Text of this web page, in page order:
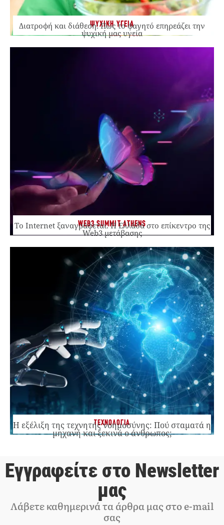
ΨΥΧΙΚΗ ΥΓΕΙΑ
Διατροφή και διάθεση: Πώς το φαγητό επηρεάζει την
ψυχική μας υγεία
WEB3 SUMMIT ATHENS
Το Internet ξαναγράφεται. Η Ελλάδα στο επίκεντρο της
Web3 μετάβασης
ΤΕΧΝΟΛΟΓΙΑ
Η εξέλιξη της τεχνητής νοημοσύνης: Πού σταματά η
μηχανή και ξεκινά ο άνθρωπος;
Εγγραφείτε στο Newsletter
μας
Λάβετε καθημερινά τα άρθρα μας στο e-mail
σας